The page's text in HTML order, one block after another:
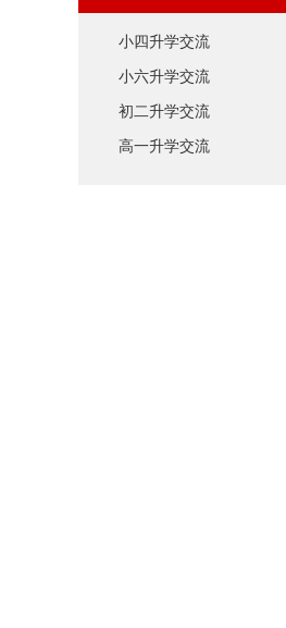
小四升学交流
小六升学交流
初二升学交流
高一升学交流